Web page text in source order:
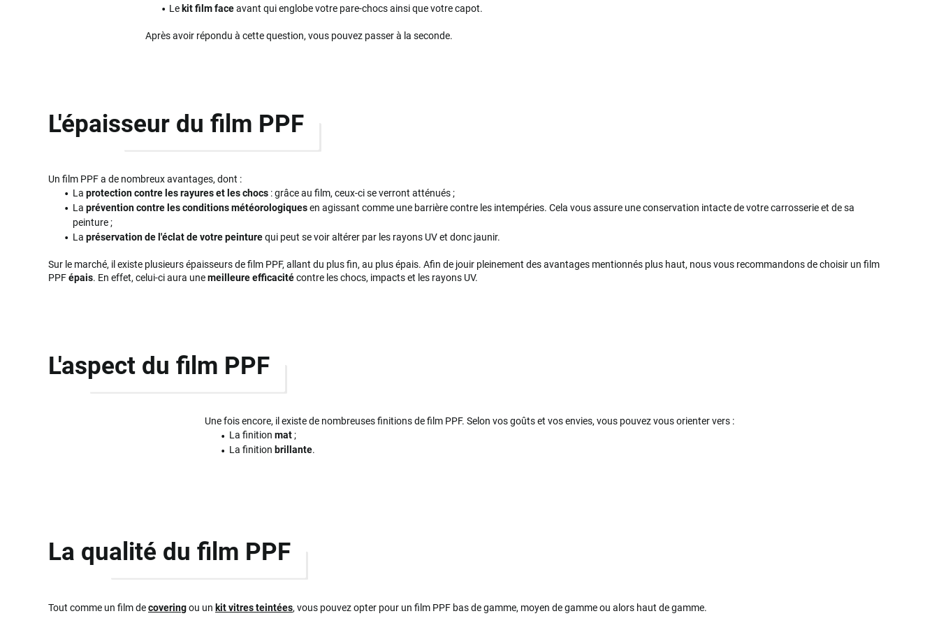
Lekit film faceavant qui englobe votre pare-chocs ainsi que votre capot.
Après avoir répondu à cette question, vous pouvez passer à la seconde.
L'épaisseur du film PPF
Un film PPF a de nombreux avantages, dont :
La protection contre les rayures et les chocs: grâce au film, ceux-ci se verront atténués ;
La prévention contre les conditions météorologiquesen agissant comme une barrière contre les intempéries. Cela vous assure une conservation intacte de votre carrosserie et de sa
peinture ;
La préservation de l'éclat de votre peinturequi peut se voir altérer par les rayons UV et donc jaunir.
Sur le marché, il existe plusieurs épaisseurs de film PPF, allant du plus fin, au plus épais. Afin de jouir pleinement des avantages mentionnés plus haut, nous vous recommandons de choisir un film
PPFépais. En effet, celui-ci aura unemeilleure efficacitécontre les chocs, impacts et les rayons UV.
L'aspect du film PPF
Une fois encore, il existe de nombreuses finitions de film PPF. Selon vos goûts et vos envies, vous pouvez vous orienter vers :
La finition mat;
La finition brillante.
La qualité du film PPF
Tout comme un film decoveringou un kit vitres teintées, vous pouvez opter pour un film PPF bas de gamme, moyen de gamme ou alors haut de gamme.